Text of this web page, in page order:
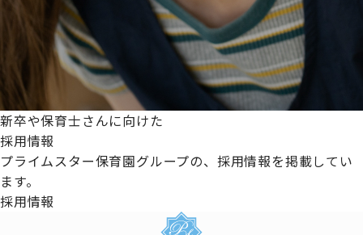
新卒や保育士さんに向けた
採用情報
プライムスター保育園グループの、採用情報を掲載してい
ます。
採用情報